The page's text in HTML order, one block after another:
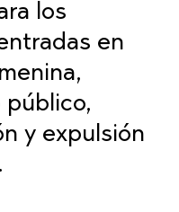
los
en
y expulsión